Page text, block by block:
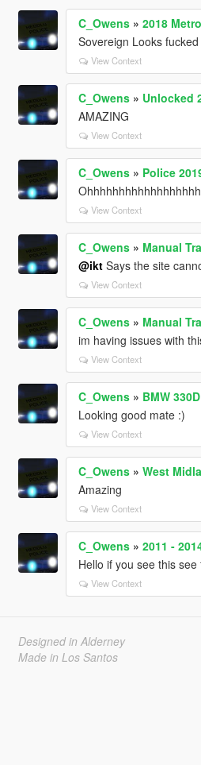
C_Owens» 2018
Sovereign Looks fucked
View Context
C_Owens» Unlocked
AMAZING
View Context
C_Owens» Police
View Context
C_Owens» Manual
@iktSays the site
View Context
C_Owens» Manual
im having issues with
View Context
C_Owens» BMW
Looking good mate :)
View Context
C_Owens» West
Amazing
View Context
C_Owens» 2011 -
Hello if you see this
View Context
Designed in Alderney
Made in Los Santos